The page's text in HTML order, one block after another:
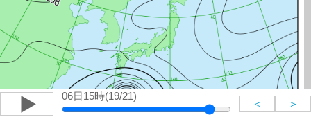
06日15時(19/21)
＜ ＞